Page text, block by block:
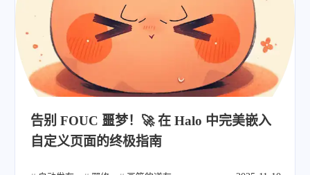
告别 FOUC 噩梦！🚀 在 Halo 中完美嵌入
自定义页面的终极指南